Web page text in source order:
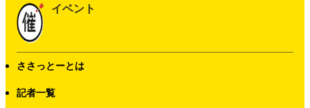
イベント
ささっとーとは
記者一覧